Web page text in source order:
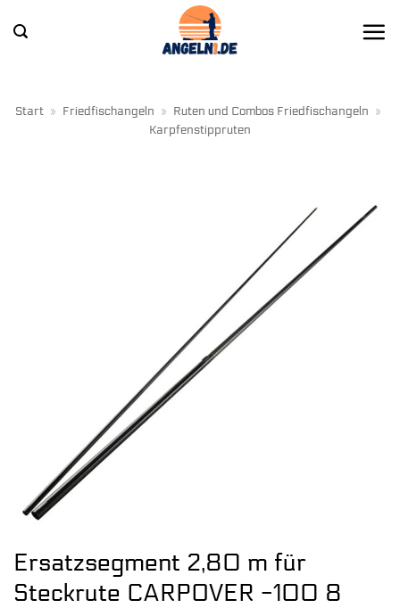
Inhalt
Start » Friedfischangeln » Ruten und Combos Friedfischangeln »
Karpfenstippruten
Ersatzsegment 2,80 m für
Steckrute CARPOVER -100 8